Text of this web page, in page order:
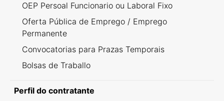
OEP Persoal Funcionario ou Laboral Fixo
Oferta Pública de Emprego / Emprego
Permanente
Convocatorias para Prazas Temporais
Bolsas de Traballo
Perfil do contratante